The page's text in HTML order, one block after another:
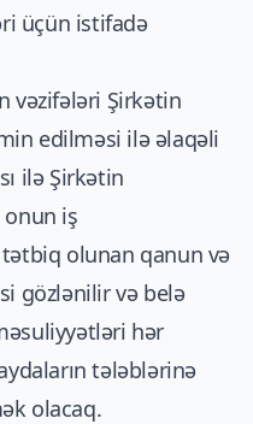
üçün istifadə
vəzifələri Şirkətin
edilməsi ilə əlaqəli
ilə Şirkətin
iş
olunan qanun və
gözlənilir və belə
hər
tələblərinə
olacaq.